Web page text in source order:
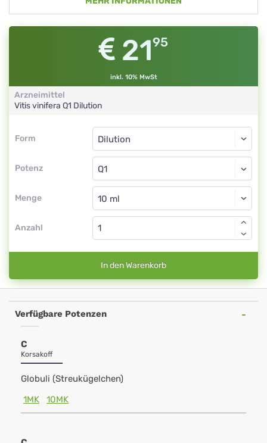
2195
inkl. 10% MwSt
Arzneimittel
Vitis vinifera Q1 Dilution
Form
Form
Potenz
Dilution
Q1
Menge
Dilution
Anzahl
In den Warenkorb
Verfügbare Potenzen
C
Korsakoff
Globuli (Streukügelchen)
1MK
10MK